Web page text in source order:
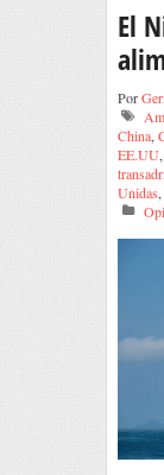
El
Por
China,
EE.UU,
Unidas,